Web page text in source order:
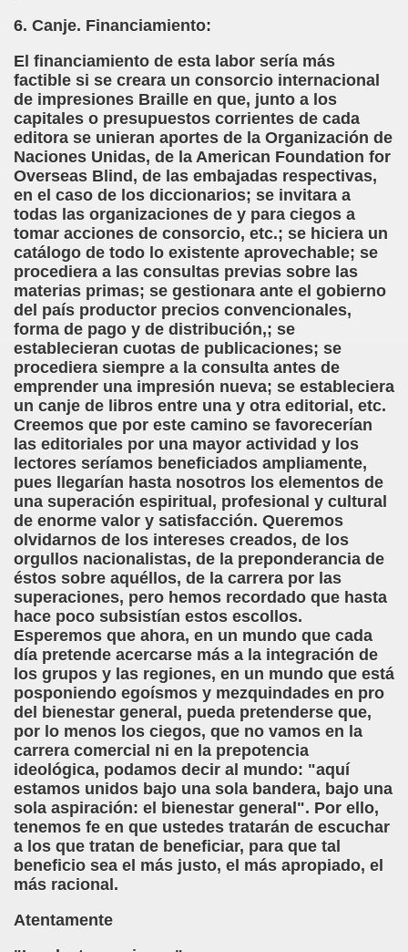
6. Canje. Financiamiento:
El financiamiento de esta labor sería más
factible si se creara un consorcio internacional
de impresiones Braille en que, junto a los
capitales o presupuestos corrientes de cada
editora se unieran aportes de la Organización de
Naciones Unidas, de la American Foundation for
Overseas Blind, de las embajadas respectivas,
en el caso de los diccionarios; se invitara a
todas las organizaciones de y para ciegos a
tomar acciones de consorcio, etc.; se hiciera un
catálogo de todo lo existente aprovechable; se
procediera a las consultas previas sobre las
materias primas; se gestionara ante el gobierno
del país productor precios convencionales,
forma de pago y de distribución,; se
establecieran cuotas de publicaciones; se
procediera siempre a la consulta antes de
emprender una impresión nueva; se estableciera
un canje de libros entre una y otra editorial, etc.
Creemos que por este camino se favorecerían
las editoriales por una mayor actividad y los
lectores seríamos beneficiados ampliamente,
pues llegarían hasta nosotros los elementos de
una superación espiritual, profesional y cultural
de enorme valor y satisfacción. Queremos
olvidarnos de los intereses creados, de los
orgullos nacionalistas, de la preponderancia de
éstos sobre aquéllos, de la carrera por las
superaciones, pero hemos recordado que hasta
hace poco subsistían estos escollos.
Esperemos que ahora, en un mundo que cada
día pretende acercarse más a la integración de
los grupos y las regiones, en un mundo que está
posponiendo egoísmos y mezquindades en pro
del bienestar general, pueda pretenderse que,
por lo menos los ciegos, que no vamos en la
carrera comercial ni en la prepotencia
ideológica, podamos decir al mundo: "aquí
estamos unidos bajo una sola bandera, bajo una
sola aspiración: el bienestar general". Por ello,
tenemos fe en que ustedes tratarán de escuchar
a los que tratan de beneficiar, para que tal
beneficio sea el más justo, el más apropiado, el
más racional.
Atentamente
(M. R. Olson)
Fellenius)
Figueroa)
y perspectivas (Enrique Elissalde)
Jesús Cañamares)
de Santiago (Angelines sánchez Herrero)
González Otero)
Disminución Visual Grave (Pedro Zurita)
gonzález Otero)
e Italiano (Pedro Zurita)
ONCE de Pontevedra (Blas Vázquez Rodríguez)
(Carmen Bonet Borrás)
de Lectura para los Ciegos (Eutiquio Cabrerizo)
Alicante (Juan José Miñana Estruch)
Blas Sánchez)
Sanz)
(Lola Bogas)
Ciego Integrado a la Escuela Regular (José
(María Jesús Cañamares)
Solana)